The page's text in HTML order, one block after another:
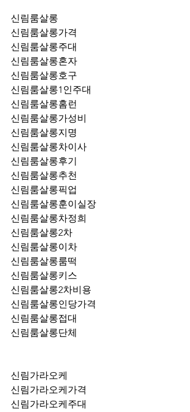
신림룸살롱
신림룸살롱가격
신림룸살롱주대
신림룸살롱혼자
신림룸살롱호구
신림룸살롱1인주대
신림룸살롱홈런
신림룸살롱가성비
신림룸살롱지명
신림룸살롱차이사
신림룸살롱후기
신림룸살롱추천
신림룸살롱훈이실장
신림룸살롱차정희
신림룸살롱2차
신림룸살롱이차
신림룸살롱룸떡
신림룸살롱키스
신림룸살롱2차비용
신림룸살롱인당가격
신림룸살롱접대
신림룸살롱단체
신림가라오케
신림가라오케가격
신림가라오케주대